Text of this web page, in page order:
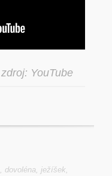
zdroj: YouTube
dovoléna ježíšek